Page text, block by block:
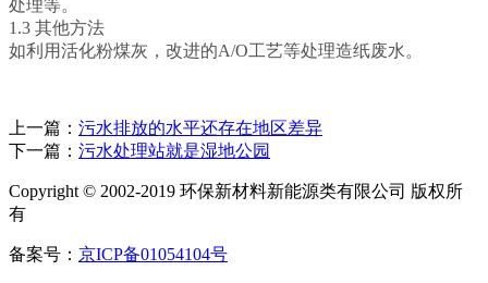
处理等。
1.3 其他方法
如利用活化粉煤灰，改进的A/O工艺等处理造纸废水。
上一篇： 污水排放的水平还存在地区差异
下一篇： 污水处理站就是湿地公园
Copyright © 2002-2019 环保新材料新能源类有限公司 版权所
有
备案号： 京ICP备01054104号